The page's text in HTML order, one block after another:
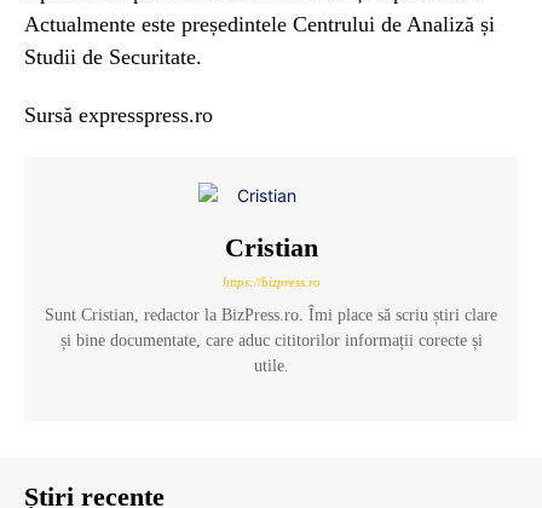
Actualmente este președintele Centrului de Analiză și
Studii de Securitate.
Sursă expresspress.ro
Cristian
https://bizpress.ro
Sunt Cristian, redactor la BizPress.ro. Îmi place să scriu știri clare
și bine documentate, care aduc cititorilor informații corecte și
utile.
Știri recente